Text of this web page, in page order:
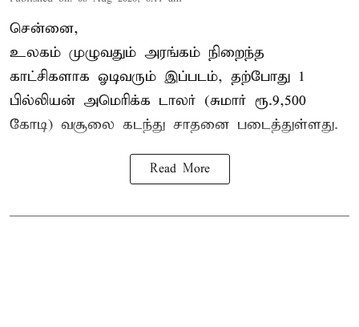
சென்னை,
உலகம் முழுவதும் அரங்கம் நிறைந்த
காட்சிகளாக ஓடிவரும் இப்படம், தற்போது 1
பில்லியன் அமெரிக்க டாலர் (சுமார் ரூ.9,500
கோடி) வசூலை கடந்து சாதனை படைத்துள்ளது.
Read More